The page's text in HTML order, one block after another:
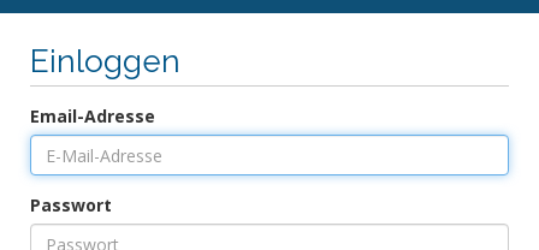
Einloggen
Email-Adresse
Passwort